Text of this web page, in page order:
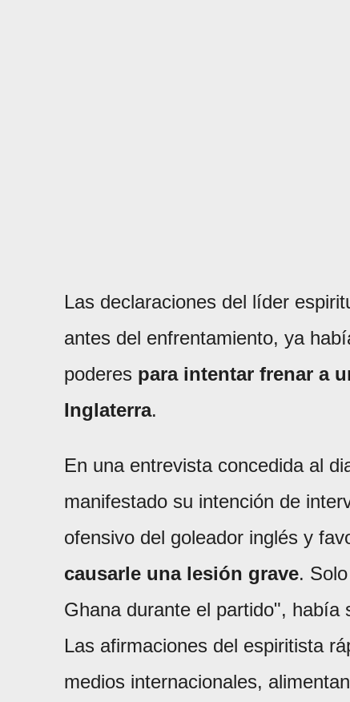
Las declaraciones del líder
antes del enfrentamiento, ya
poderes para intentar frenar a
Inglaterra.
En una entrevista concedida al
manifestado su intención de
ofensivo del goleador inglés y
causarle una lesión grave.
Ghana durante el partido", había
Las afirmaciones del espiritista
medios internacionales,